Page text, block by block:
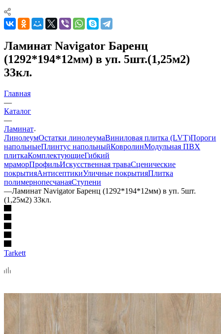
Ламинат Navigator Баренц
(1292*194*12мм) в уп. 5шт.(1,25м2)
33кл.
Главная
—
Каталог
—
Ламинат
ЛинолеумОстатки линолеумаВиниловая плитка (LVT)Пороги
напольныеПлинтус напольныйКовролинМодульная ПВХ
плиткаКомплектующиеГибкий
мраморПрофильИскусственная траваСценические
покрытияАнтисептикиУличные покрытияПлитка
полимернопесчанаяСтупени
—Ламинат Navigator Баренц (1292*194*12мм) в уп. 5шт.
(1,25м2) 33кл.
Tarkett